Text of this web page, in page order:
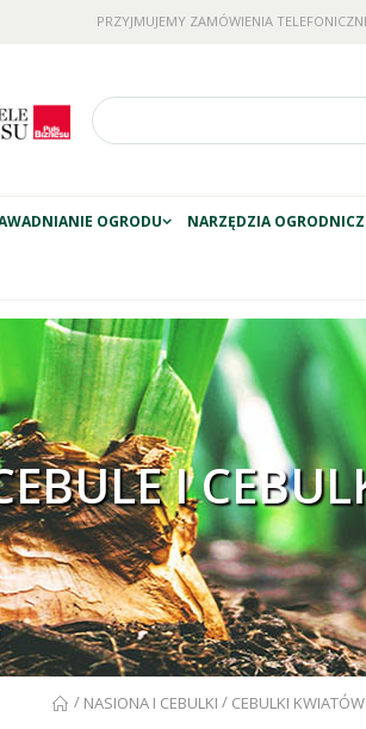
PRZYJMUJEMY ZAMÓWIENIA
OGRODU NARZĘDZIA
I
/ NASIONA I CEBULKI / CEBULKI KWIATÓW